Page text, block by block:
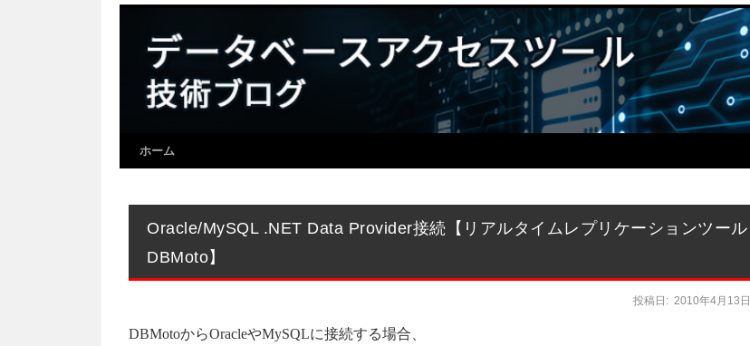
ホーム
Oracle/MySQL .NET Data Provider接続【リアルタイムレプリケーションツール
DBMoto】
投稿日: 2010年4月13日
DBMotoからOracleやMySQLに接続する場合、